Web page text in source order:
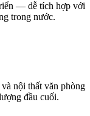
— dễ tích hợp với
trong nước.
nội thất văn phòng
đầu cuối.